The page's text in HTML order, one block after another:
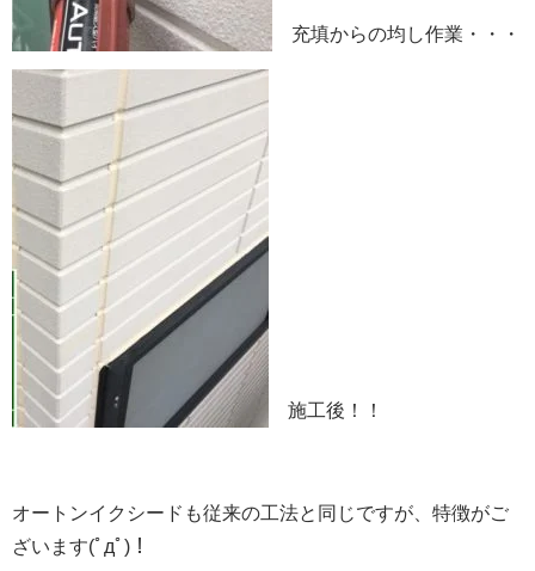
充填からの均し作業・・・
施工後！！
オートンイクシードも従来の工法と同じですが、特徴がご
ざいます(ﾟдﾟ)！